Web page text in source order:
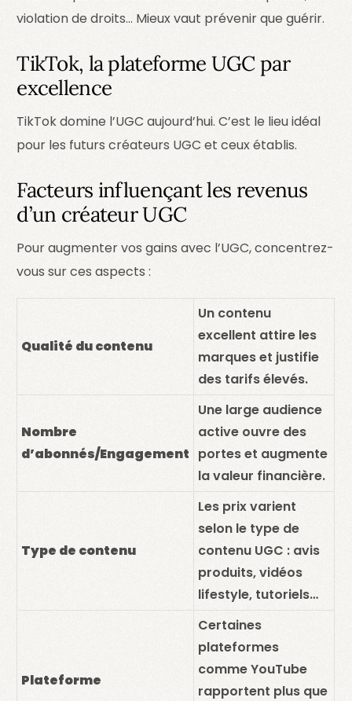
violation de droits… Mieux vaut prévenir que guérir.
TikTok, la plateforme UGC par
excellence
TikTok domine l’UGC aujourd’hui. C’est le lieu idéal
pour les futurs créateurs UGC et ceux établis.
Facteurs influençant les revenus
d’un créateur UGC
Pour augmenter vos gains avec l’UGC, concentrez-
vous sur ces aspects :
Qualité du contenu
Un contenu
excellent attire les
marques et justifie
des tarifs élevés.
Nombre
d’abonnés/Engagement
Une large audience
active ouvre des
portes et augmente
la valeur financière.
Type de contenu
Les prix varient
selon le type de
contenu UGC : avis
produits, vidéos
lifestyle, tutoriels…
Plateforme
Certaines
plateformes
comme YouTube
rapportent plus que